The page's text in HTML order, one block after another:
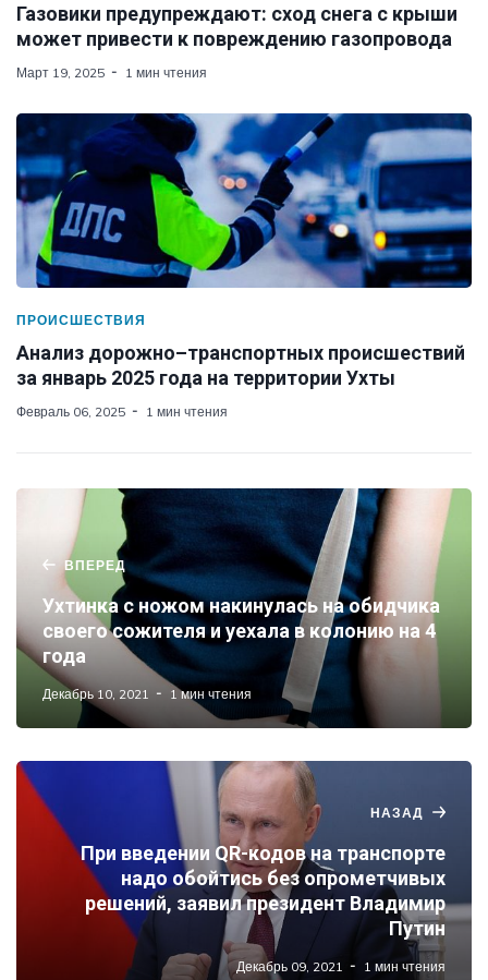
Газовики предупреждают: сход снега с крыши
может привести к повреждению газопровода
Март 19, 2025 1 мин чтения
ПРОИСШЕСТВИЯ
Анализ дорожно–транспортных происшествий
за январь 2025 года на территории Ухты
Февраль 06, 2025 1 мин чтения
ВПЕРЕД
Ухтинка с ножом накинулась на обидчика
своего сожителя и уехала в колонию на 4
года
Декабрь 10, 2021 1 мин чтения
НАЗАД
При введении QR-кодов на транспорте
надо обойтись без опрометчивых
решений, заявил президент Владимир
Путин
Декабрь 09, 2021 1 мин чтения